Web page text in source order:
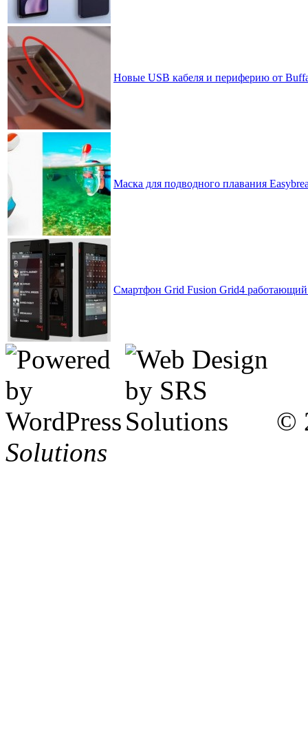
Новые USB кабеля и периферию от
Маска для подводного плавания
Смартфон Grid Fusion Grid4
©
Solutions